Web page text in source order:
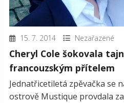
15. 7. 2014 Nezařazené
Cheryl Cole šokovala
francouzským přítelem
Jednatřicetiletá zpěvačka se
ostrově Mustique provdala